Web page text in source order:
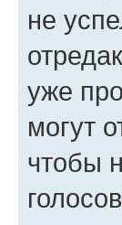
не
уже
могут
чтобы